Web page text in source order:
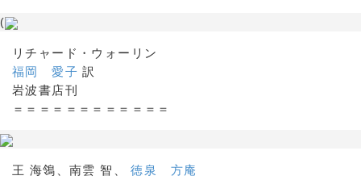
(
リチャード・ウォーリン
福岡 愛子 訳
岩波書店刊
＝＝＝＝＝＝＝＝＝＝＝＝
王 海鴒、南雲 智、徳泉 方庵